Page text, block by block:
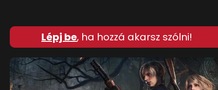
Lépj be, ha hozzá akarsz szólni!